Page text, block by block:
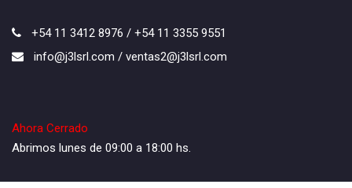
+54 11 3412 8976 / +54 11 3355 9551
info@j3lsrl.com / ventas2@j3lsrl.com
Ahora Cerrado
Abrimos lunes de 09:00 a 18:00 hs.